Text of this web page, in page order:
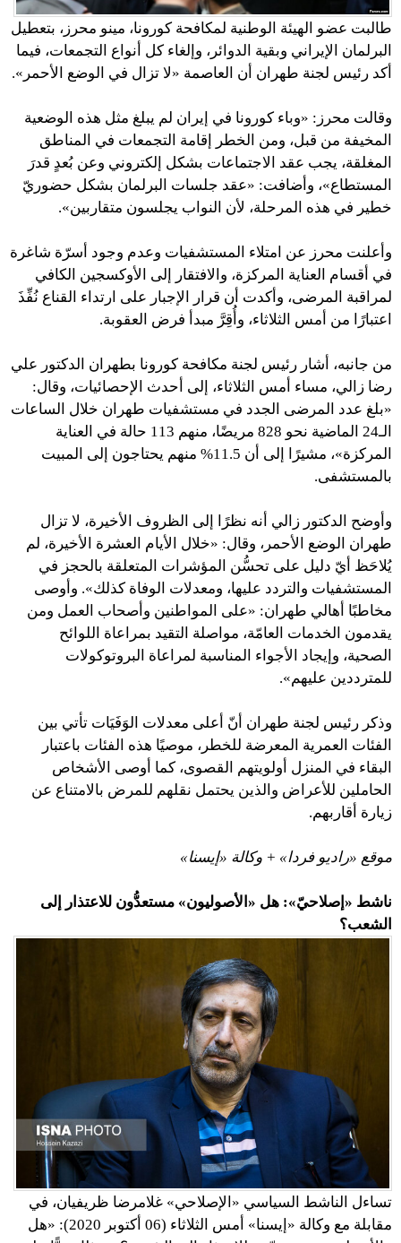
طالبت عضو الهيئة الوطنية لمكافحة كورونا، مينو محرز، بتعطيل
البرلمان الإيراني وبقية الدوائر، وإلغاء كل أنواع التجمعات، فيما
أكد رئيس لجنة طهران أن العاصمة «لا تزال في الوضع الأحمر».
وقالت محرز: «وباء كورونا في إيران لم يبلغ مثل هذه الوضعية
المخیفة من قبل، ومن الخطر إقامة التجمعات في المناطق
المغلقة، يجب عقد الاجتماعات بشكل إلكتروني وعن بُعدٍ قدرَ
المستطاع»، وأضافت: «عقد جلسات البرلمان بشكل حضوريّ
خطير في هذه المرحلة، لأن النواب يجلسون متقاربين».
وأعلنت محرز عن امتلاء المستشفيات وعدم وجود أسرّة شاغرة
في أقسام العناية المركزة، والافتقار إلى الأوكسجين الكافي
لمراقبة المرضى، وأكدت أن قرار الإجبار على ارتداء القناع نُفِّذَ
اعتبارًا من أمس الثلاثاء، وأُقِرَّ مبدأ فرض العقوبة.
من جانبه، أشار رئيس لجنة مكافحة كورونا بطهران الدكتور علي
رضا زالي، مساء أمس الثلاثاء، إلى أحدث الإحصائيات، وقال:
«بلغ عدد المرضى الجدد في مستشفيات طهران خلال الساعات
الـ24 الماضية نحو 828 مريضًا، منهم 113 حالة في العناية
المركزة»، مشيرًا إلى أن 11.5% منهم يحتاجون إلى المبيت
بالمستشفى.
وأوضح الدكتور زالي أنه نظرًا إلى الظروف الأخيرة، لا تزال
طهران الوضع الأحمر، وقال: «خلال الأيام العشرة الأخيرة، لم
يُلاحَظ أيّ دليل على تحسُّن المؤشرات المتعلقة بالحجز في
المستشفيات والتردد عليها، ومعدلات الوفاة كذلك». وأوصى
مخاطبًا أهالي طهران: «على المواطنين وأصحاب العمل ومن
يقدمون الخدمات العامّة، مواصلة التقيد بمراعاة اللوائح
الصحية، وإيجاد الأجواء المناسبة لمراعاة البروتوكولات
للمترددين عليهم».
وذكر رئيس لجنة طهران أنّ أعلى معدلات الوَفَيَات تأتي بين
الفئات العمرية المعرضة للخطر، موصيًا هذه الفئات باعتبار
البقاء في المنزل أولويتهم القصوى، كما أوصى الأشخاص
الحاملين للأعراض والذين يحتمل نقلهم للمرض بالامتناع عن
زيارة أقاربهم.
موقع «راديو فردا» + وكالة «إيسنا»
ناشط «إصلاحيّ»: هل «الأصوليون» مستعدُّون للاعتذار إلى
الشعب؟
تساءل الناشط السياسي «الإصلاحي» غلامرضا ظريفيان، في
مقابلة مع وكالة «إيسنا» أمس الثلاثاء (06 أكتوبر 2020): «هل